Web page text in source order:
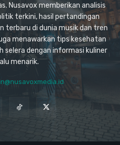
Nusavox memberikan analisis
terkini, hasil pertandingan
terbaru di dunia musik dan tren
menawarkan tips kesehatan
selera dengan informasi kuliner
menarik.